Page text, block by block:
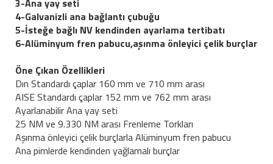
3-Ana yay seti
4-Galvanizli ana bağlantı çubuğu
5-İsteğe bağlı NV kendinden ayarlama tertibatı
6-Alüminyum fren pabucu,aşınma önleyici çelik burçlar
Öne Çıkan Özellikleri
Dın Standardı çaplar 160 mm ve 710 mm arası
AISE Standardı çaplar 152 mm ve 762 mm arası
Ayarlanabilir Ana yay seti
25 NM ve 9.330 NM arası Frenleme Torkları
Aşınma önleyici çelik burçlarla Alüminyum fren pabucu
Ana pimlerde kendinden yağlamalı burçlar